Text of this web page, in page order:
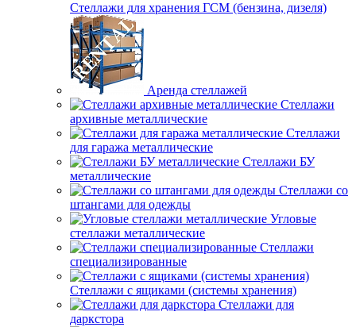
Стеллажи для хранения ГСМ (бензина, дизеля)
Аренда стеллажей
Стеллажи
архивные металлические
Стеллажи
для гаража металлические
Стеллажи БУ
металлические
Стеллажи со
штангами для одежды
Угловые
стеллажи металлические
Стеллажи
специализированные
Стеллажи с ящиками (системы хранения)
Стеллажи для
даркстора